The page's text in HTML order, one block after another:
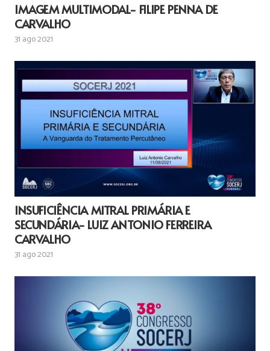
IMAGEM MULTIMODAL- FILIPE PENNA DE
CARVALHO
31 ago 2021
INSUFICIÊNCIA MITRAL PRIMÁRIA E
SECUNDÁRIA- LUIZ ANTONIO FERREIRA
CARVALHO
31 ago 2021